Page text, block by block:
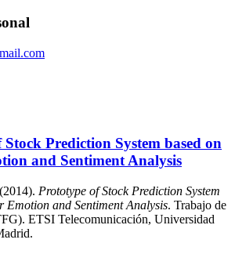
Prediction System based on
and Sentiment Analysis
Prototype of Stock Prediction System
Emotion and Sentiment Analysis. Trabajo de
ETSI Telecomunicación, Universidad